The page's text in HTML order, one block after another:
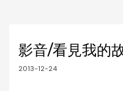
影音/看見我的
2013-12-24